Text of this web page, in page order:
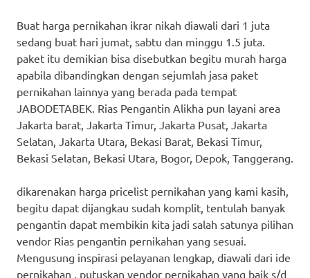
Buat harga pernikahan ikrar nikah diawali dari 1 juta
sedang buat hari jumat, sabtu dan minggu 1.5 juta.
paket itu demikian bisa disebutkan begitu murah harga
apabila dibandingkan dengan sejumlah jasa paket
pernikahan lainnya yang berada pada tempat
JABODETABEK. Rias Pengantin Alikha pun layani area
Jakarta barat, Jakarta Timur, Jakarta Pusat, Jakarta
Selatan, Jakarta Utara, Bekasi Barat, Bekasi Timur,
Bekasi Selatan, Bekasi Utara, Bogor, Depok, Tanggerang.
dikarenakan harga pricelist pernikahan yang kami kasih,
begitu dapat dijangkau sudah komplit, tentulah banyak
pengantin dapat membikin kita jadi salah satunya pilihan
vendor Rias pengantin pernikahan yang sesuai.
Mengusung inspirasi pelayanan lengkap, diawali dari ide
pernikahan , putuskan vendor pernikahan yang baik s/d